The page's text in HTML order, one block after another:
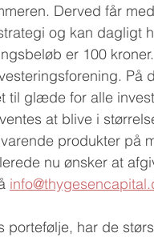
Derved får
og kan dagligt
er 100
til glæde for alle
at blive i
produkter på
nu ønsker at
portefølje, har de